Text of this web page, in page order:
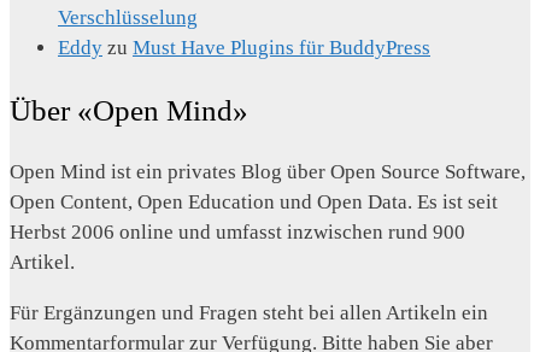
Verschlüsselung
Eddy zu Must Have Plugins für BuddyPress
Über «Open Mind»
Open Mind ist ein privates Blog über Open Source Software,
Open Content, Open Education und Open Data. Es ist seit
Herbst 2006 online und umfasst inzwischen rund 900
Artikel.
Für Ergänzungen und Fragen steht bei allen Artikeln ein
Kommentarformular zur Verfügung. Bitte haben Sie aber